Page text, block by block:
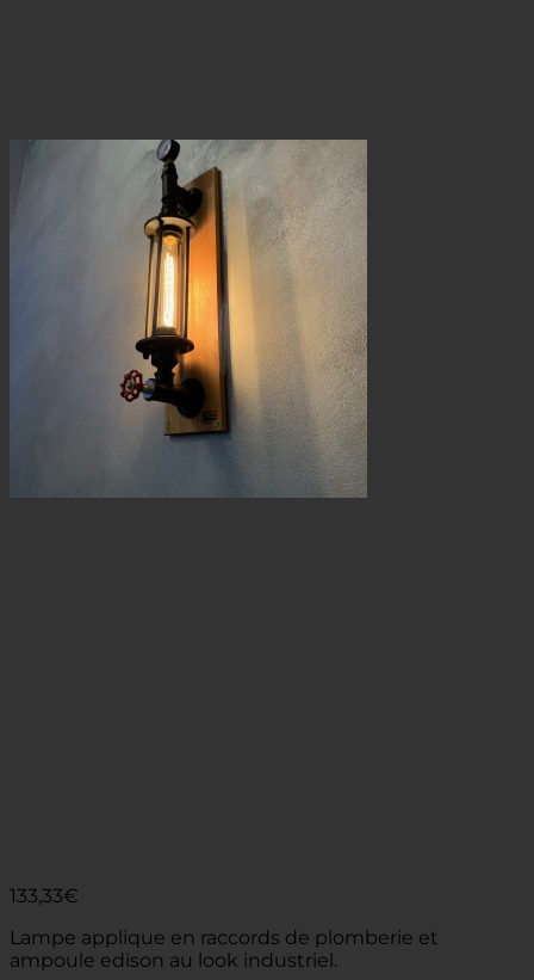
133,33€
Lampe applique en raccords de plomberie et
ampoule edison au look industriel.